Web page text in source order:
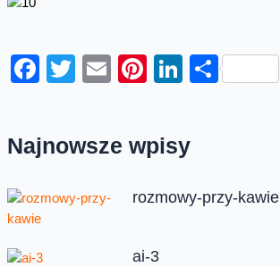
Facebook
Twitter
EmailPinterest
LinkedIn
Share
Najnowsze wpisy
rozmowy-przy-kawie
ai-3